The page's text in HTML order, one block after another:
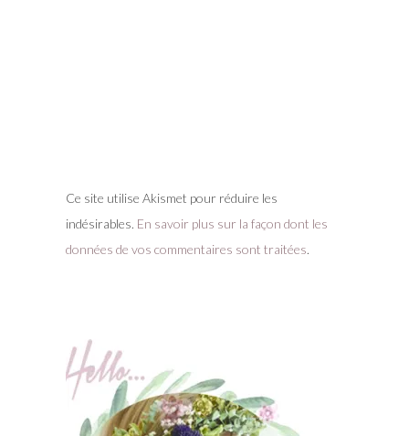
Ce site utilise Akismet pour réduire les
indésirables. En savoir plus sur la façon dont les
données de vos commentaires sont traitées.